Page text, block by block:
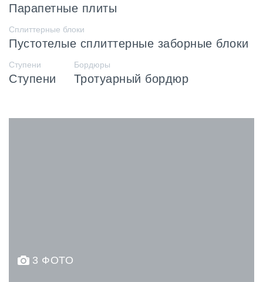
Парапетные плиты
Сплиттерные блоки
Пустотелые сплиттерные заборные блоки
Ступени
Ступени
Бордюры
Тротуарный бордюр
3 ФОТО